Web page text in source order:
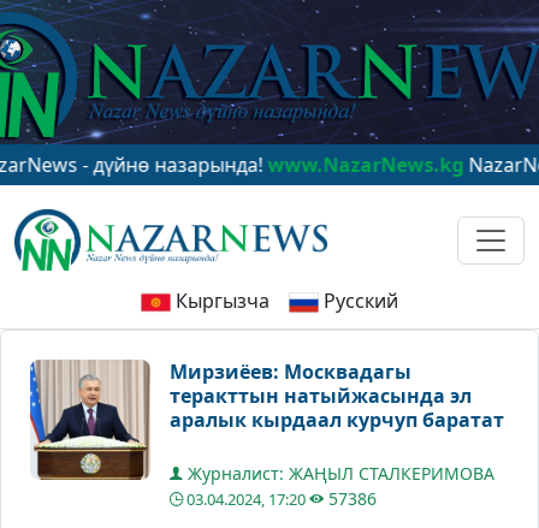
дүйнө назарында!www.NazarNews.kgNazarNews - в
Кыргызча Русский
Мирзиёев: Москвадагы
теракттын натыйжасында эл
аралык кырдаал курчуп баратат
Журналист: ЖАҢЫЛ СТАЛКЕРИМОВА
03.04.2024, 17:20 57386